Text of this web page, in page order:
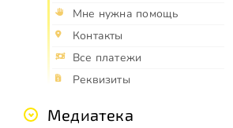
Мне нужна помощь
Контакты
Все платежи
Реквизиты
Медиатека